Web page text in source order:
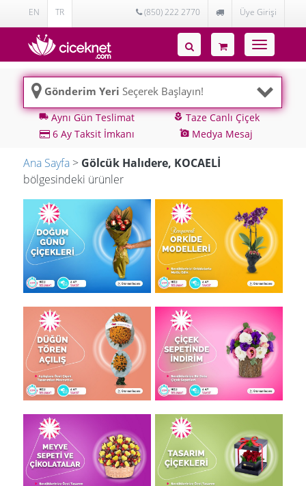
EN TR (850) 222 2770 Üye Girişi
Toggle
navigation
Gönderim Yeri Seçerek Başlayın!
local_shippingAynı Gün Teslimat local_floristTaze Canlı Çiçek
6 Ay Taksit İmkanı
add_a_photo Medya Mesaj
Ana Sayfa > Gölcük Halıdere, KOCAELİ
bölgesindeki ürünler